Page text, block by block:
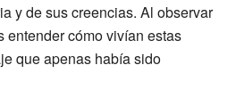
y de sus creencias. Al observar
entender cómo vivían estas
que apenas había sido